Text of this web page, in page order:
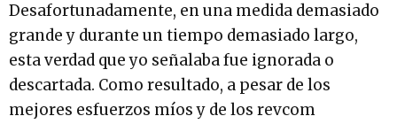
Desafortunadamente, en una medida demasiado
grande y durante un tiempo demasiado largo,
esta verdad que yo señalaba fue ignorada o
descartada. Como resultado, a pesar de los
mejores esfuerzos míos y de los revcom